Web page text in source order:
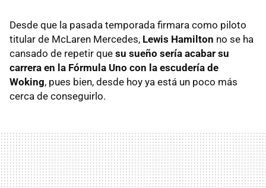
Desde que la pasada temporada firmara como piloto
titular de McLaren Mercedes, Lewis Hamilton no se ha
cansado de repetir que su sueño sería acabar su
carrera en la Fórmula Uno con la escudería de
Woking, pues bien, desde hoy ya está un poco más
cerca de conseguirlo.